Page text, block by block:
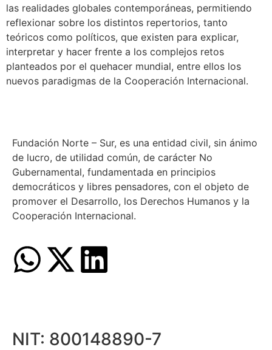
las realidades globales contemporáneas, permitiendo
reflexionar sobre los distintos repertorios, tanto
teóricos como políticos, que existen para explicar,
interpretar y hacer frente a los complejos retos
planteados por el quehacer mundial, entre ellos los
nuevos paradigmas de la Cooperación Internacional.
Fundación Norte – Sur, es una entidad civil, sin ánimo
de lucro, de utilidad común, de carácter No
Gubernamental, fundamentada en principios
democráticos y libres pensadores, con el objeto de
promover el Desarrollo, los Derechos Humanos y la
Cooperación Internacional.
NIT: 800148890-7